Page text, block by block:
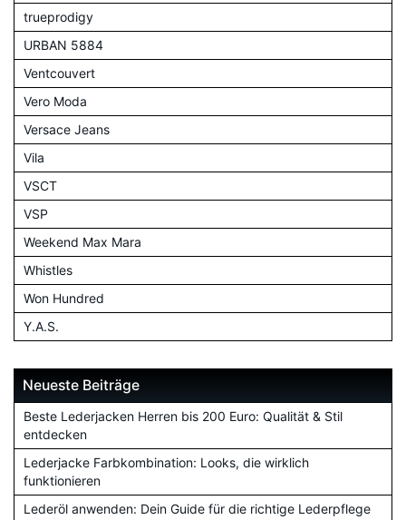
trueprodigy
URBAN 5884
Ventcouvert
Vero Moda
Versace Jeans
Vila
VSCT
VSP
Weekend Max Mara
Whistles
Won Hundred
Y.A.S.
Neueste Beiträge
Beste Lederjacken Herren bis 200 Euro: Qualität & Stil
entdecken
Lederjacke Farbkombination: Looks, die wirklich
funktionieren
Lederöl anwenden: Dein Guide für die richtige Lederpflege